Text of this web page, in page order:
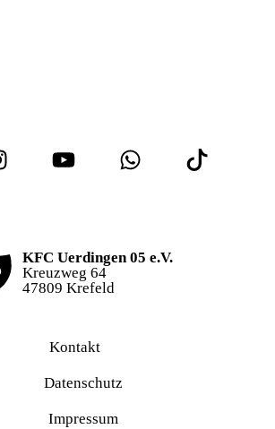
KFC Uerdingen 05 e.V.
Kreuzweg 64
47809 Krefeld
Kontakt
Datenschutz
Impressum